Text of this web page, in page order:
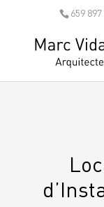
659